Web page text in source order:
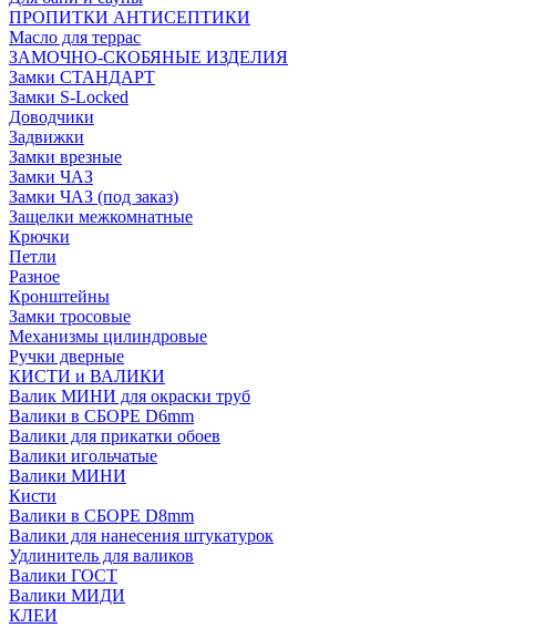
ПРОПИТКИ АНТИСЕПТИКИ
Масло для террас
ЗАМОЧНО-СКОБЯНЫЕ ИЗДЕЛИЯ
Замки СТАНДАРТ
Замки S-Locked
Доводчики
Задвижки
Замки врезные
Замки ЧАЗ
Замки ЧАЗ (под заказ)
Защелки межкомнатные
Крючки
Петли
Разное
Кронштейны
Замки тросовые
Механизмы цилиндровые
Ручки дверные
КИСТИ и ВАЛИКИ
Валик МИНИ для окраски труб
Валики в СБОРЕ D6mm
Валики для прикатки обоев
Валики игольчатые
Валики МИНИ
Кисти
Валики в СБОРЕ D8mm
Валики для нанесения штукатурок
Удлинитель для валиков
Валики ГОСТ
Валики МИДИ
КЛЕИ